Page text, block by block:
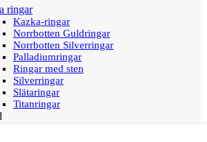
ringar
Kazka-ringar
Norrbotten Guldringar
Norrbotten Silverringar
Palladiumringar
Ringar med sten
Silverringar
Slätaringar
Titanringar